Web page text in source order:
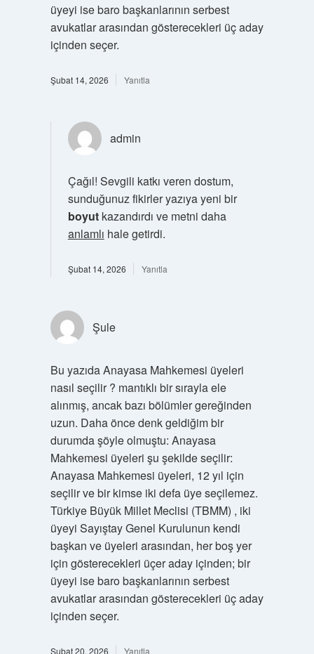
üyeyi ise baro başkanlarının serbest
avukatlar arasından gösterecekleri üç aday
içinden seçer.
Şubat 14, 2026 Yanıtla
admin
Çağıl! Sevgili katkı veren dostum,
sunduğunuz fikirler yazıya yeni bir
boyutkazandırdı ve metni daha
anlamlı hale getirdi.
Şubat 14, 2026 Yanıtla
Şule
Bu yazıda Anayasa Mahkemesi üyeleri
nasıl seçilir ? mantıklı bir sırayla ele
alınmış, ancak bazı bölümler gereğinden
uzun. Daha önce denk geldiğim bir
durumda şöyle olmuştu: Anayasa
Mahkemesi üyeleri şu şekilde seçilir:
Anayasa Mahkemesi üyeleri, 12 yıl için
seçilir ve bir kimse iki defa üye seçilemez.
Türkiye Büyük Millet Meclisi (TBMM) , iki
üyeyi Sayıştay Genel Kurulunun kendi
başkan ve üyeleri arasından, her boş yer
için gösterecekleri üçer aday içinden; bir
üyeyi ise baro başkanlarının serbest
avukatlar arasından gösterecekleri üç aday
içinden seçer.
Şubat 20, 2026 Yanıtla